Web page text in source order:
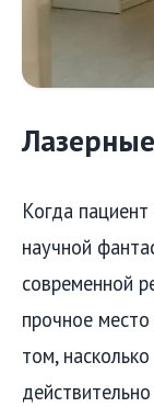
Когда
научной
современной
прочное
том,